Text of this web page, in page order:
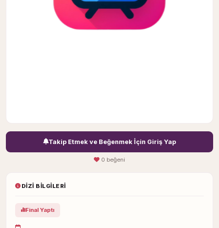
Takip Etmek ve Beğenmek İçin Giriş Yap
0 beğeni
DIZI BILGILERI
Final Yaptı